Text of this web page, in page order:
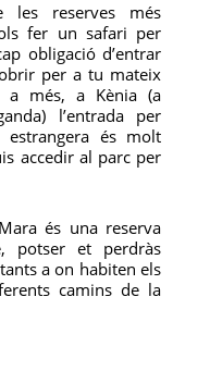
reserves més
fer un safari per
obligació d’entrar
per a tu mateix
més, a Kènia (a
l’entrada per
és molt
accedir al parc per
és una reserva
potser et perdràs
a on habiten els
camins de la